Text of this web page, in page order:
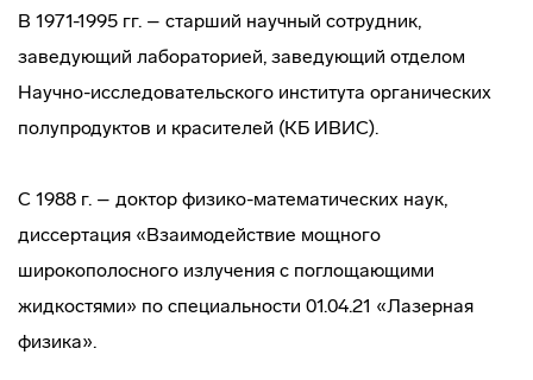
В 1971-1995 гг. – старший научный сотрудник,
заведующий лабораторией, заведующий отделом
Научно-исследовательского института органических
полупродуктов и красителей (КБ ИВИС).
С 1988 г. – доктор физико-математических наук,
диссертация «Взаимодействие мощного
широкополосного излучения с поглощающими
жидкостями» по специальности 01.04.21 «Лазерная
физика».